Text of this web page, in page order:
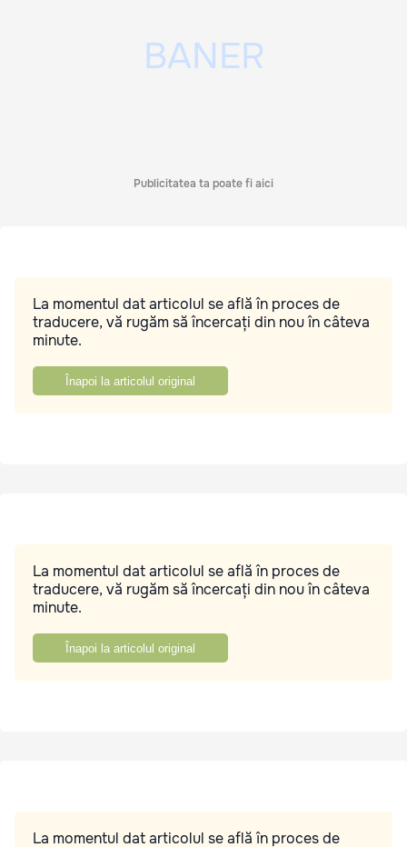
Publicitatea ta poate fi aici
La momentul dat articolul se află în proces de
traducere, vă rugăm să încercați din nou în câteva
minute.
Înapoi la articolul original
La momentul dat articolul se află în proces de
traducere, vă rugăm să încercați din nou în câteva
minute.
Înapoi la articolul original
La momentul dat articolul se află în proces de